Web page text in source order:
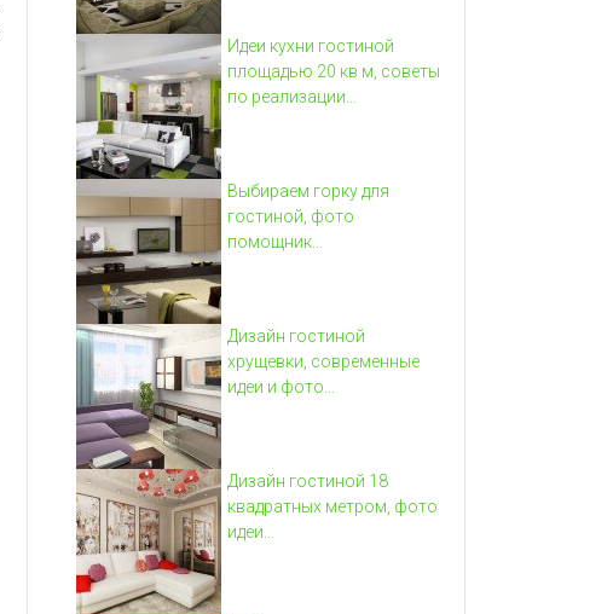
Идеи кухни гостиной
площадью 20 кв м, советы
по реализации...
Выбираем горку для
гостиной, фото
помощник...
Дизайн гостиной
хрущевки, современные
идеи и фото...
Дизайн гостиной 18
квадратных метром, фото
идеи...